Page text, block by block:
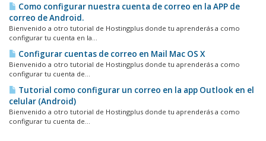
Como configurar nuestra cuenta de correo en la APP de
correo de Android.
Bienvenido a otro tutorial de Hostingplus donde tu aprenderás a como
configurar tu cuenta en la...
Configurar cuentas de correo en Mail Mac OS X
Bienvenido a otro tutorial de Hostingplus donde tu aprenderás a como
configurar tu cuenta de...
Tutorial como configurar un correo en la app Outlook en el
celular (Android)
Bienvenido a otro tutorial de Hostingplus donde tu aprenderás a como
configurar tu cuenta de...